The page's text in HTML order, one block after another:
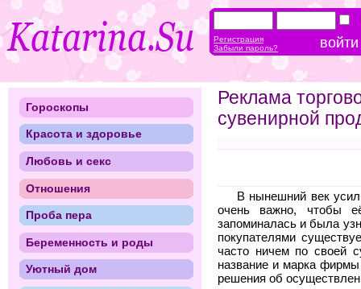
Реклама
сувенирной
В нынешний век
очень важно, чтобы
запоминалась и была
покупателями
часто ничем по своей
название и марка
решения об
Гороскопы
Красота и здоровье
Любовь и секс
Отношения
Проба пера
Беременность и роды
Уютный дом
Регистрация
Забыли пароль?